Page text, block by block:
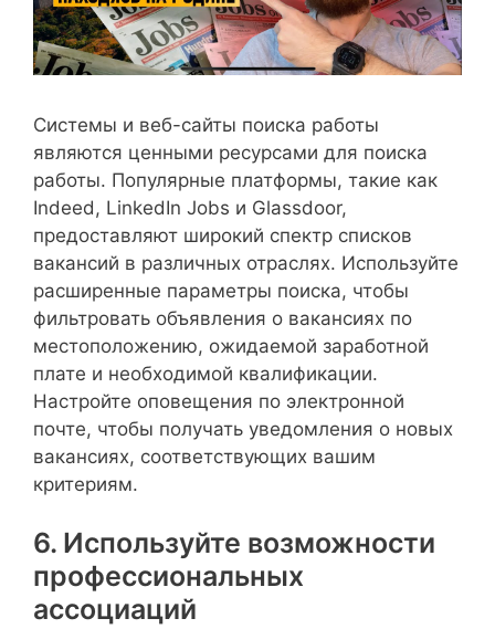
Системы и веб-сайты поиска работы
являются ценными ресурсами для поиска
работы. Популярные платформы, такие как
Indeed, LinkedIn Jobs и Glassdoor,
предоставляют широкий спектр списков
вакансий в различных отраслях. Используйте
расширенные параметры поиска, чтобы
фильтровать объявления о вакансиях по
местоположению, ожидаемой заработной
плате и необходимой квалификации.
Настройте оповещения по электронной
почте, чтобы получать уведомления о новых
вакансиях, соответствующих вашим
критериям.
6. Используйте возможности
профессиональных
ассоциаций